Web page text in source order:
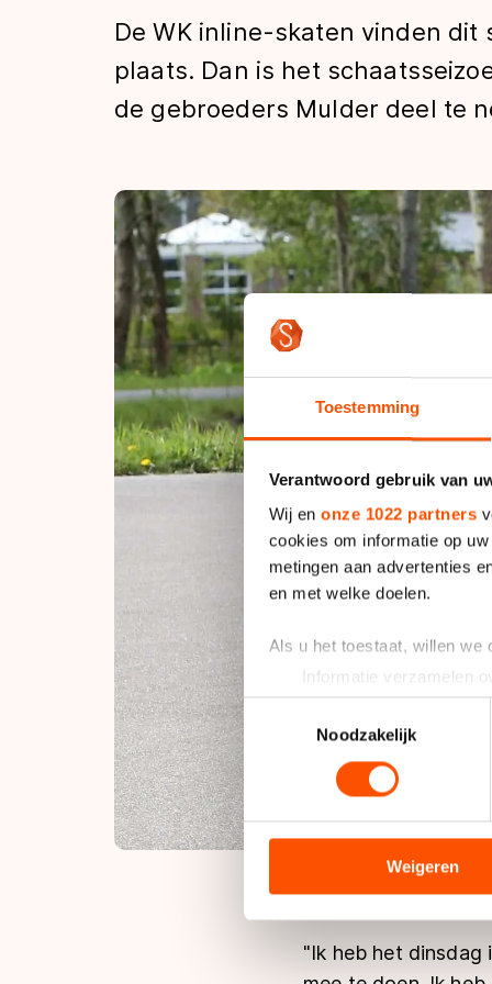
Toestemming
Verantwoord gebruik van
Wij en onze 1022 partners
cookies om informatie op
metingen aan advertenties
en met welke doelen.
Als u het toestaat, willen we
Informatie verzamelen
Uw apparaat
Lees meer over hoe uw
toestemming op elk
analyseren. We delen
analyse. Zij kunnen deze
hun services. Sommige
adequaat
Meer informatie vindt u in ons
Noodzakelijk
Weigeren
Tijden & historie
De weg op
Schaatsfans
Olympische
De WK inline-skaten vinden dit
plaats. Dan is het
de gebroeders Mulder deel te
"Ik heb het dinsdag